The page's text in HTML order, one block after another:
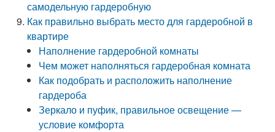
самодельную гардеробную
Как правильно выбрать место для гардеробной в
квартире
Наполнение гардеробной комнаты
Чем может наполняться гардеробная комната
Как подобрать и расположить наполнение
гардероба
Зеркало и пуфик, правильное освещение —
условие комфорта